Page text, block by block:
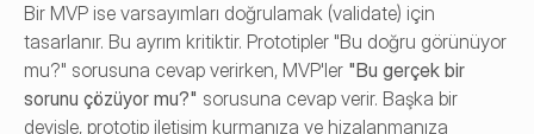
Bir MVP ise varsayımları doğrulamak (validate) için
tasarlanır. Bu ayrım kritiktir. Prototipler "Bu doğru görünüyor
mu?" sorusuna cevap verirken, MVP'ler "Bu gerçek bir
sorunu çözüyor mu?" sorusuna cevap verir. Başka bir
deyişle, prototip iletişim kurmanıza ve hizalanmanıza